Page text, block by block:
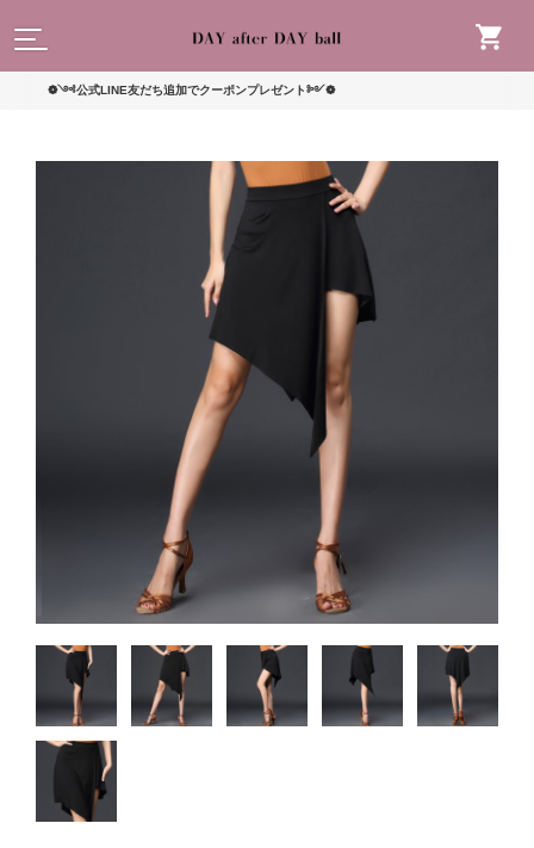
❁༺公式LINE友だち追加でクーポンプレゼント༻❁